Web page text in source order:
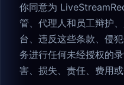
你同意为
管、代理人和员工辩护
台、违反这些条款、侵
务进行任何未经授权的
害、损失、责任、费用